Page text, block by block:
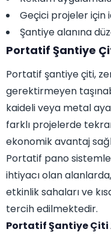
Geçici projeler için
Şantiye alanına
Portatif Şantiye
Portatif şantiye çiti,
gerektirmeyen
kaideli veya metal
farklı projelerde
ekonomik avantaj
Portatif pano
ihtiyacı olan
etkinlik sahaları ve
tercih edilmektedir.
Portatif Şantiye Çiti